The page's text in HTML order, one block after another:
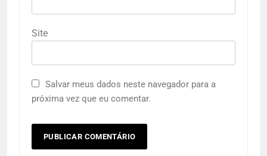
Site
Salvar meus dados neste navegador para a
próxima vez que eu comentar.